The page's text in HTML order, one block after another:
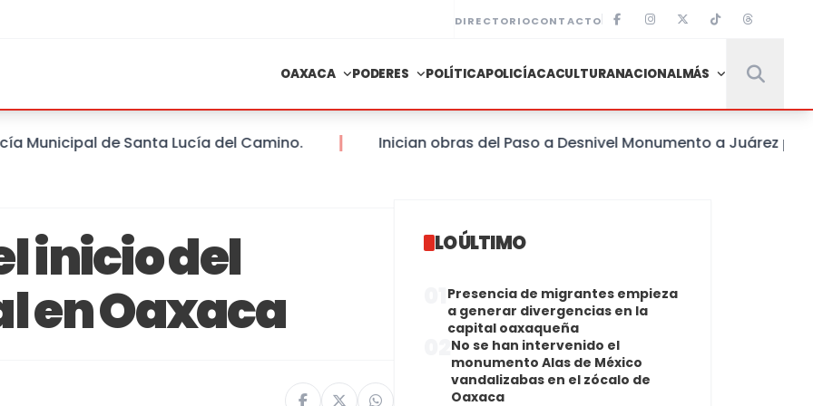
DIRECTORIOCONTACTO
OAXACA PODERES POLÍTICAPOLICÍACACULTURANACIONALMÁS
de Santa Lucía del Camino. Inician obras del Paso a Desnivel Monumento a Juárez para
inicio del
en Oaxaca
LO ÚLTIMO
Presencia de migrantes empieza
a generar divergencias en la
capital oaxaqueña
No se han intervenido el
monumento Alas de México
vandalizabas en el zócalo de
Oaxaca